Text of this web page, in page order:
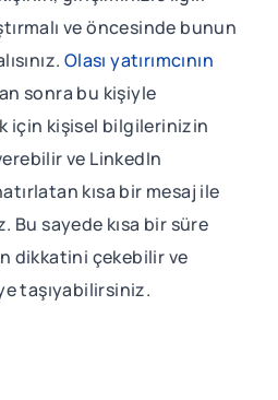
ve öncesinde bunun
Olası yatırımcının
sonra bu kişiyle
için kişisel bilgilerinizin
ve LinkedIn
kısa bir mesaj ile
Bu sayede kısa bir süre
dikkatini çekebilir ve
taşıyabilirsiniz.